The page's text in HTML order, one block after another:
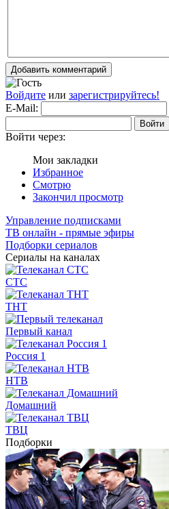
Добавить комментарий
Войдите или зарегистрируйтесь!
E-Mail:
Войти
Войти через:
Мои закладки
Избранное
Смотрю
Закончил просмотр
Управление подписками
ТВ онлайн - прямые эфиры
Подборки сериалов
Сериалы на каналах
СТС
ТНТ
Первый канал
Россия 1
НТВ
Домашний
ТВЦ
Подборки